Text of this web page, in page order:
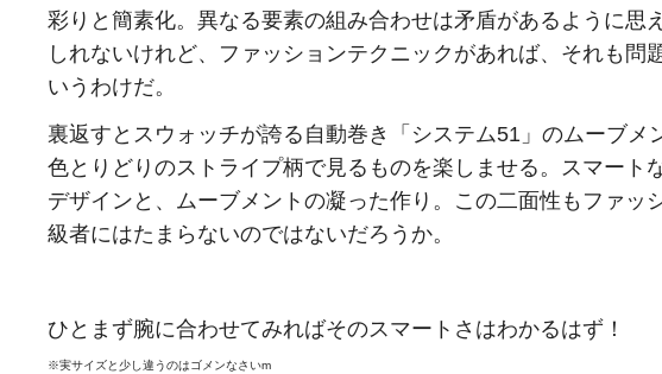
彩りと簡素化。異なる要素の組み合わせは矛盾があるように思
しれないけれど、ファッションテクニックがあれば、それも問
いうわけだ。
裏返すとスウォッチが誇る自動巻き「システム51」のムーブメ
色とりどりのストライプ柄で見るものを楽しませる。スマート
デザインと、ムーブメントの凝った作り。この二面性もファッ
級者にはたまらないのではないだろうか。
ひとまず腕に合わせてみればそのスマートさはわかるはず！
※実サイズと少し違うのはゴメンなさいm